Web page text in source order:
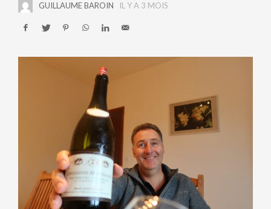
GUILLAUME BAROIN IL Y A 3 MOIS